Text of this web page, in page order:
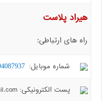
هیراد پلاست
راه های ارتباطی:
شماره موبایل:
پست الکترونیکی: hiradplast.co@gmail.com